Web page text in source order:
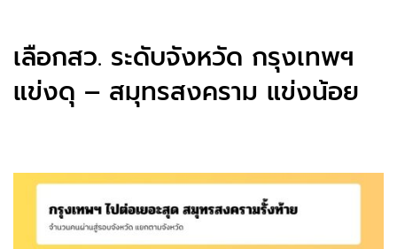
เลือกสว. ระดับจังหวัด กรุงเทพฯ
แข่งดุ – สมุทรสงคราม แข่งน้อย